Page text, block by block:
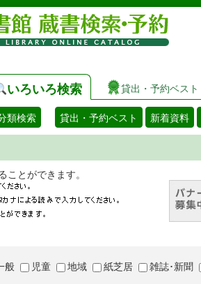
図
いろいろ検索 貸出・予約ベスト
類検索 貸出・予約ベスト 新着資料
検索することができます。 広
般 児童 地域 紙芝居 雑誌･新聞